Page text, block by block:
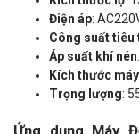
Điện áp:
Công suất tiêu
Áp suất khí nén
Kích thước
Trọng lượng:
Ứng dụng Máy